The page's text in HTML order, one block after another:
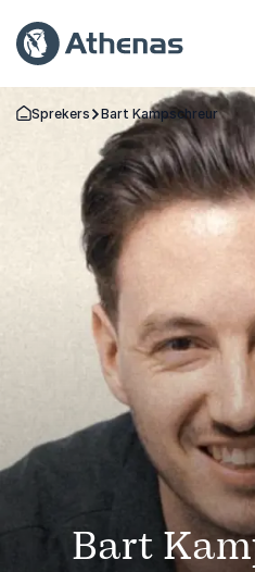
Terug naar de startpagina
Sprekers Bart Kampschreur
Bart